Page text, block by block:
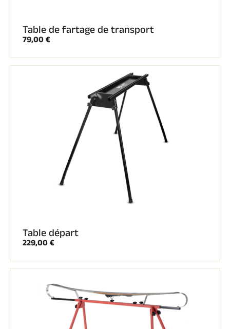
Table de fartage de transport
79,00 €
Table départ
229,00 €